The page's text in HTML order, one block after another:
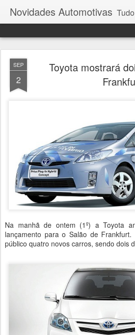
Novidades Automotivas Tudo
SEP
2
Toyota mostrará
Na manhã de ontem (1º) a Toyota
lançamento para o Salão de
público quatro novos carros, sendo dois